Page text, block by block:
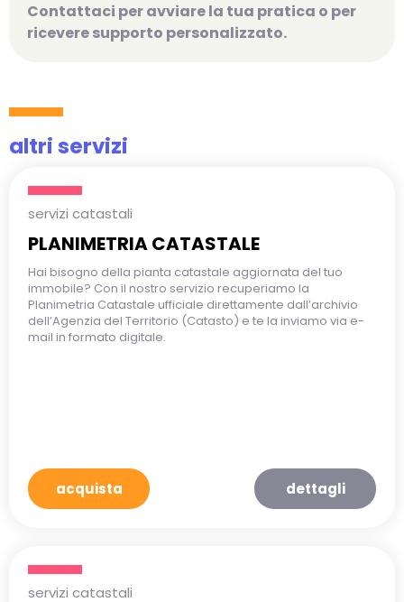
Contattaci per avviare la tua pratica o per
ricevere supporto personalizzato.
altri servizi
servizi catastali
PLANIMETRIA CATASTALE
Hai bisogno della pianta catastale aggiornata del tuo
immobile? Con il nostro servizio recuperiamo la
Planimetria Catastale ufficiale direttamente dall’archivio
dell’Agenzia del Territorio (Catasto) e te la inviamo via e-
mail in formato digitale.
acquista dettagli
servizi catastali